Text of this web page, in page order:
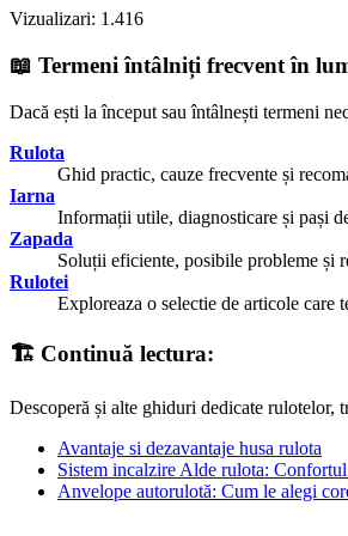
Vizualizari: 1.416
📖 Termeni întâlniți frecvent în
Dacă ești la început sau întâlnești termeni
Rulota
Ghid practic, cauze frecvente și
Iarna
Informații utile, diagnosticare și pași
Zapada
Soluții eficiente, posibile probleme și
Rulotei
Exploreaza o selectie de articole care
🏗️ Continuă lectura:
Descoperă și alte ghiduri dedicate rulotelor,
Avantaje si dezavantaje husa rulota
Sistem incalzire Alde rulota:
Anvelope autorulotă: Cum le alegi